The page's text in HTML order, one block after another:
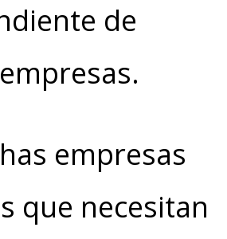
de
empresas
que necesitan